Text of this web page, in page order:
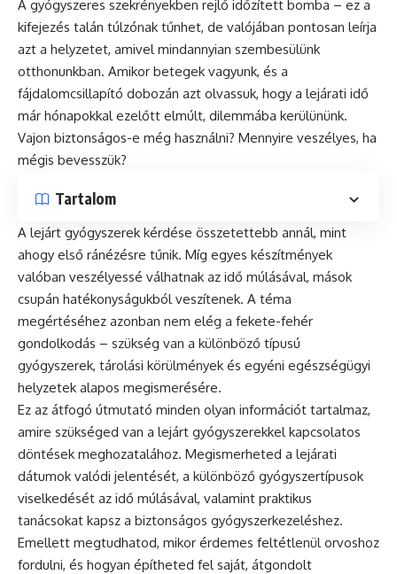
A gyógyszeres szekrényekben rejlő időzített bomba – ez a
kifejezés talán túlzónak tűnhet, de valójában pontosan leírja
azt a helyzetet, amivel mindannyian szembesülünk
otthonunkban. Amikor betegek vagyunk, és a
fájdalomcsillapító dobozán azt olvassuk, hogy a lejárati idő
már hónapokkal ezelőtt elmúlt, dilemmába kerülününk.
Vajon biztonságos-e még használni? Mennyire veszélyes, ha
mégis bevesszük?
Tartalom
A lejárt gyógyszerek kérdése összetettebb annál, mint
ahogy első ránézésre tűnik. Míg egyes készítmények
valóban veszélyessé válhatnak az idő múlásával, mások
csupán hatékonyságukból veszítenek. A téma
megértéséhez azonban nem elég a fekete-fehér
gondolkodás – szükség van a különböző típusú
gyógyszerek, tárolási körülmények és egyéni egészségügyi
helyzetek alapos megismerésére.
Ez az átfogó útmutató minden olyan információt tartalmaz,
amire szükséged van a lejárt gyógyszerekkel kapcsolatos
döntések meghozatalához. Megismerheted a lejárati
dátumok valódi jelentését, a különböző gyógyszertípusok
viselkedését az idő múlásával, valamint praktikus
tanácsokat kapsz a biztonságos gyógyszerkezeléshez.
Emellett megtudhatod, mikor érdemes feltétlenül orvoshoz
fordulni, és hogyan építheted fel saját, átgondolt